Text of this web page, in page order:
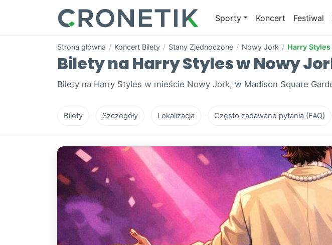
Sporty Koncert Festiwal
Strona główna / Koncert Bilety / Stany Zjednoczone / Nowy Jork / Harry Styles
Bilety na Harry Styles w Nowy
Bilety na Harry Styles w mieście Nowy Jork, w Madison Square
Bilety Szczegóły Lokalizacja Często zadawane pytania (FAQ)